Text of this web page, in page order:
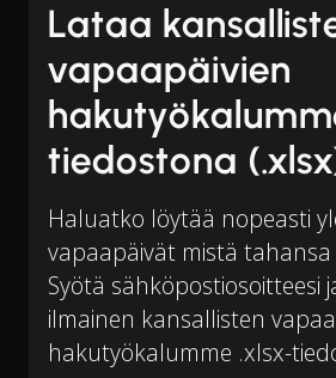
Lataa
vapaapäivien
tiedostona
Haluatko löytää nopeasti
vapaapäivät mistä tahansa
Syötä sähköpostiosoitteesi
ilmainen kansallisten
hakutyökalumme .xlsx-